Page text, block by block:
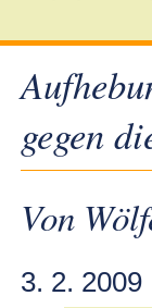
gegen
Von
3. 2. 2009